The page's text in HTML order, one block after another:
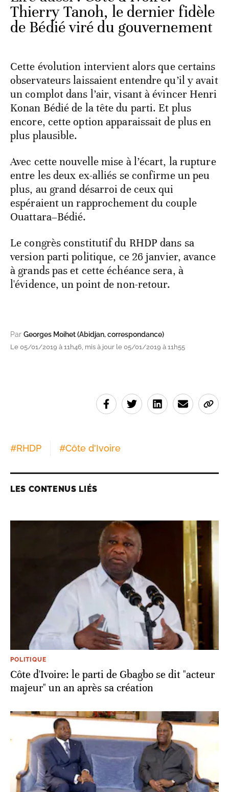
Thierry Tanoh, le dernier fidèle
de Bédié viré du gouvernement
Cette évolution intervient alors que certains
observateurs laissaient entendre qu’il y avait
un complot dans l’air, visant à évincer Henri
Konan Bédié de la tête du parti. Et plus
encore, cette option apparaissait de plus en
plus plausible.
Avec cette nouvelle mise à l’écart, la rupture
entre les deux ex-alliés se confirme un peu
plus, au grand désarroi de ceux qui
espéraient un rapprochement du couple
Ouattara–Bédié.
Le congrès constitutif du RHDP dans sa
version parti politique, ce 26 janvier, avance
à grands pas et cette échéance sera, à
l'évidence, un point de non-retour.
Par Georges Moihet (Abidjan, correspondance)
Le 05/01/2019 à 11h46, mis à jour le 05/01/2019 à 11h55
#RHDP #Côte d'Ivoire
LES CONTENUS LIÉS
POLITIQUE
Côte d'Ivoire: le parti de Gbagbo se dit "acteur
majeur" un an après sa création